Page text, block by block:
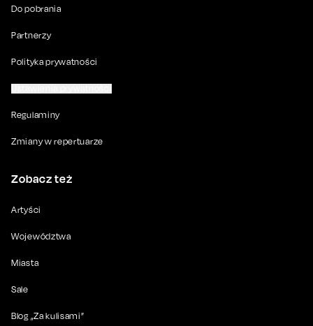
Do pobrania
Partnerzy
Polityka prywatności
Regulaminy
Zmiany w repertuarze
Zobacz też
Artyści
Województwa
Miasta
Sale
Blog „Za kulisami”